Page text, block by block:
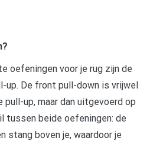
oefeningen voor je rug zijn de
up. De front pull-down is vrijwel
up, maar dan uitgevoerd op
tussen beide oefeningen: de
stang boven je, waardoor je